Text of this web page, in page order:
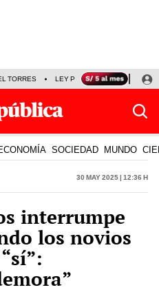
TORRES LEY PULPÍN PRECIO DEL
SOCIEDAD MUNDO
30 May 2025 | 12:36 h
interrumpe
los novios